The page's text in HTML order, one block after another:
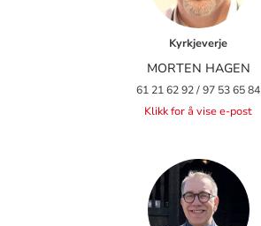
Kyrkjeverje
MORTEN HAGEN
61 21 62 92 / 97 53 65 84
Klikk for å vise e-post